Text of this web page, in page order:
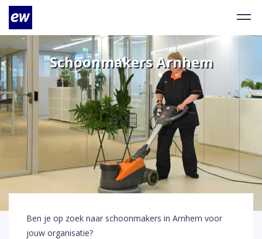
Schoonmakers Arnhem
Ben je op zoek naar schoonmakers in Arnhem voor
jouw organisatie?